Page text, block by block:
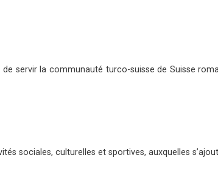
servir la communauté turco-suisse de Suisse
sociales, culturelles et sportives, auxquelles